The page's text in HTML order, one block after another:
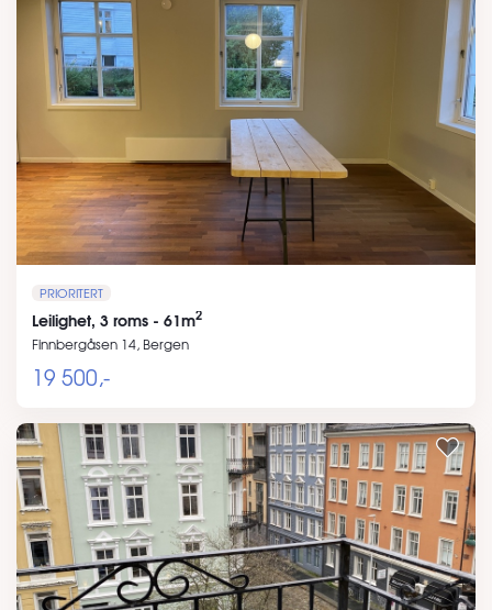
PRIORITERT
Leilighet, 3 roms - 61m2
Finnbergåsen 14, Bergen
19 500,-